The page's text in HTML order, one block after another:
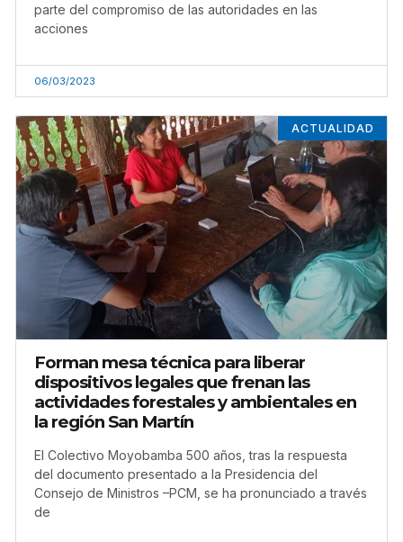
parte del compromiso de las autoridades en las
acciones
06/03/2023
ACTUALIDAD
Forman mesa técnica para liberar
dispositivos legales que frenan las
actividades forestales y ambientales en
la región San Martín
El Colectivo Moyobamba 500 años, tras la respuesta
del documento presentado a la Presidencia del
Consejo de Ministros –PCM, se ha pronunciado a través
de